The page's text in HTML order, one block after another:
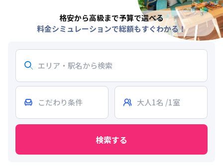
格安から高級まで予算で選べる
料金シミュレーションで総額もすぐわかる！
検索する